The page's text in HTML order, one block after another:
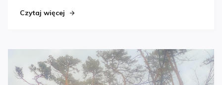
Czytaj więcej